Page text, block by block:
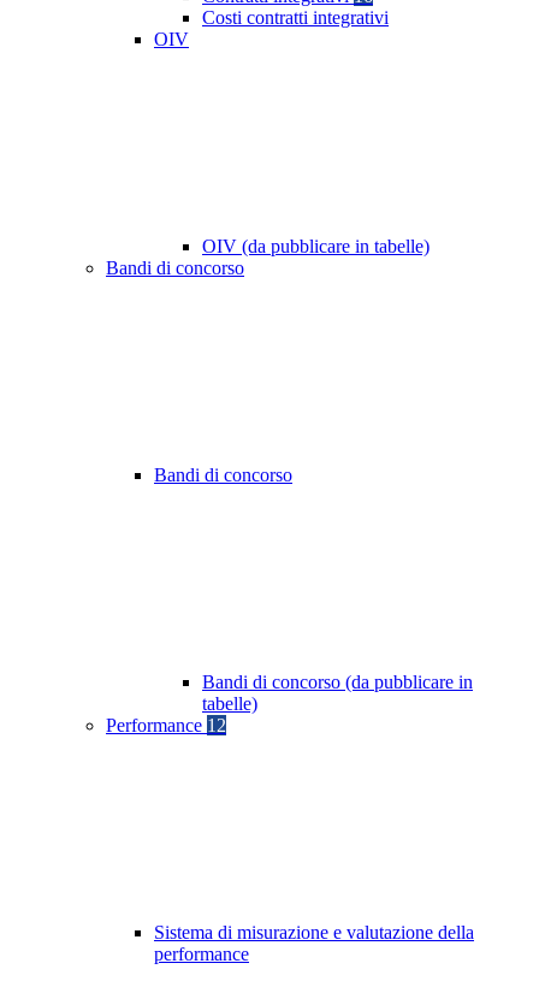
Costi contratti integrativi
OIV
OIV (da pubblicare in tabelle)
Bandi di concorso
Bandi di concorso
Bandi di concorso (da pubblicare in
tabelle)
Performance 12
Sistema di misurazione e valutazione della
performance